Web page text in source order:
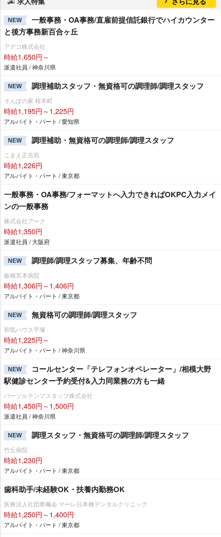
NEW
一般事務・OA事務/直雇前提信託銀行でハイカウンター
と後方事務新百合ヶ丘
アデコ株式会社
時給1,650円～
派遣社員 / 神奈川県
NEW 調理補助スタッフ・無資格可の調理師/調理スタッフ
そんぽの家 桜本町
時給1,195円～1,225円
アルバイト・パート / 愛知県
NEW 調理補助・無資格可の調理師/調理スタッフ
こまえ正吉苑
時給1,226円
アルバイト・パート / 東京都
一般事務・OA事務/フォーマットへ入力できればOKPC入力メイ
ンの一般事務
株式会社アーク
時給1,350円
派遣社員 / 大阪府
NEW 調理師/調理スタッフ募集、年齢不問
板橋宮本病院
時給1,306円～1,406円
アルバイト・パート / 東京都
NEW 無資格可の調理師/調理スタッフ
和気ハウス平塚
時給1,225円～
アルバイト・パート / 神奈川県
NEW
コールセンター「テレフォンオペレーター」/相模大野
駅健診センター予約受付&入力同業務の方も一緒
パーソルテンプスタッフ株式会社
時給1,450円～1,500円
派遣社員 / 神奈川県
NEW 調理スタッフ・無資格可の調理師/調理スタッフ
竹丘病院
時給1,230円
アルバイト・パート / 東京都
歯科助手/未経験OK・扶養内勤務OK
医療法人社団希楓会 マーレ日本橋デンタルクリニック
時給1,250円～1,400円
アルバイト・パート / 東京都